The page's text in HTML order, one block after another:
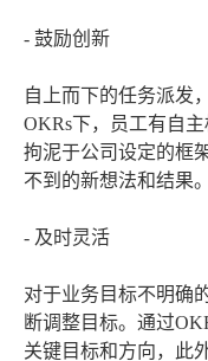
- 鼓励创新
自上而下的任务派发
OKRs下，员工有自
拘泥于公司设定的框
不到的新想法和结果。
- 及时灵活
对于业务目标不明确
断调整目标。通过
关键目标和方向，此